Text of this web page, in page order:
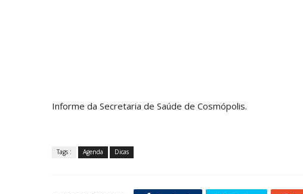
Informe da Secretaria de Saúde de Cosmópolis.
Tags : Agenda Dicas